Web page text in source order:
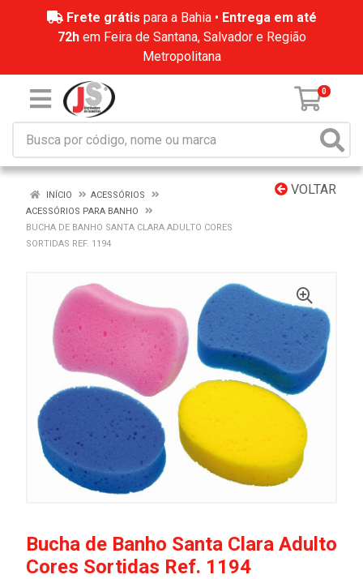
Frete grátis para a Bahia • Entrega em até
72hem Feira de Santana, Salvador e Região
Metropolitana
0
VOLTAR
INÍCIO
ACESSÓRIOS
ACESSÓRIOS PARA BANHO
BUCHA DE BANHO SANTA CLARA ADULTO CORES
SORTIDAS REF. 1194
Bucha de Banho Santa Clara Adulto
Cores Sortidas Ref. 1194